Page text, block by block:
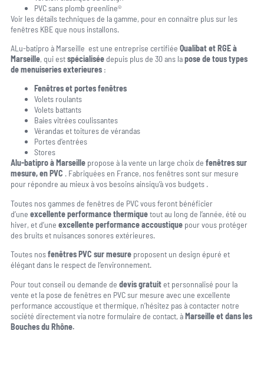
PVC sans plomb greenline®
Voir les détails techniques de la gamme, pour en connaître plus sur les
fenêtres KBE que nous installons.
ALu-batipro à Marseille est une entreprise certifiée Qualibat et RGE à
Marseille, qui estspécialiséedepuis plus de 30 ans lapose de tous types
de menuiseries exterieures:
Fenêtres et portes fenêtres
Volets roulants
Volets battants
Baies vitrées coulissantes
Vérandas et toitures de vérandas
Portes d’entrées
Stores
Alu-batipro à Marseille propose à la vente un large choix de fenêtres sur
mesure, en PVC . Fabriquées en France, nos fenêtres sont sur mesure
pour répondre au mieux à vos besoins ainsiqu’à vos budgets .
Toutes nos gammes de fenêtres de PVC vous feront bénéficier
d’une excellente performance thermiquetout au long de l’année, été ou
hiver, et d’une excellente performance accoustiquepour vous protéger
des bruits et nuisances sonores extérieures.
Toutes nosfenêtres PVC sur mesureproposent un design épuré et
élégant dans le respect de l’environnement.
Pour tout conseil ou demande de devis gratuitet personnalisé pour la
vente et la pose de fenêtres en PVC sur mesure avec une excellente
performance accoustique et thermique, n’hésitez pas à contacter notre
société directement via notre formulaire de contact, àMarseille et dans les
Bouches du Rhône.